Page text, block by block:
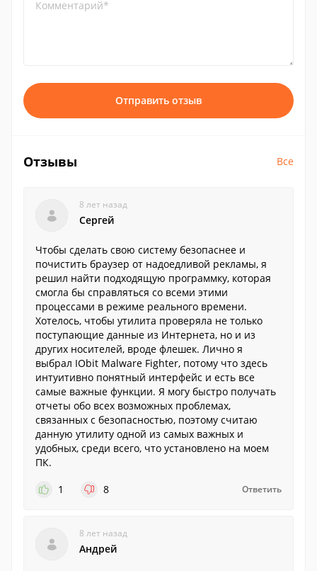
Комментарий*
Отправить отзыв
Отзывы Все
8 лет назад
Сергей
Чтобы сделать свою систему безопаснее и
почистить браузер от надоедливой рекламы, я
решил найти подходящую программку, которая
смогла бы справляться со всеми этими
процессами в режиме реального времени.
Хотелось, чтобы утилита проверяла не только
поступающие данные из Интернета, но и из
других носителей, вроде флешек. Лично я
выбрал IObit Malware Fighter, потому что здесь
интуитивно понятный интерфейс и есть все
самые важные функции. Я могу быстро получать
отчеты обо всех возможных проблемах,
связанных с безопасностью, поэтому считаю
данную утилиту одной из самых важных и
удобных, среди всего, что установлено на моем
ПК.
1
8 Ответить
8 лет назад
Андрей